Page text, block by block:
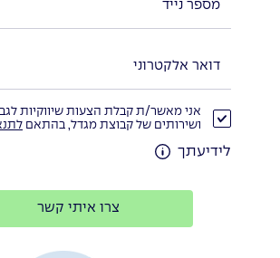
אני מאשר/ת קבלת הצעות שיווקיות
ושירותים של קבוצת מגדל, בהתאם
לידיעתך
צרו איתי קשר